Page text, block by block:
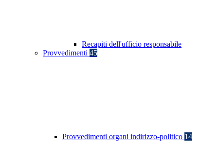
Recapiti dell'ufficio responsabile
Provvedimenti 45
Provvedimenti organi indirizzo-politico 14